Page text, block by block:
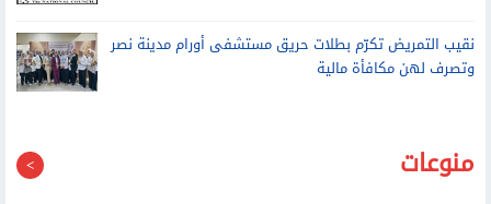
وتصرف لهن مكافأة مالية
منوعات